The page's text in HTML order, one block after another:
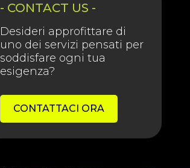
- CONTACT US -
Desideri approfittare di
uno dei servizi pensati per
soddisfare ogni tua
esigenza?
CONTATTACI ORA